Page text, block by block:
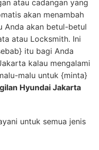
atau cadangan yang
akan menambah
Anda akan betul-betul
atau Locksmith. Ini
itu bagi Anda
kalau mengalami
malu untuk {minta}
Hyundai Jakarta
untuk semua jenis